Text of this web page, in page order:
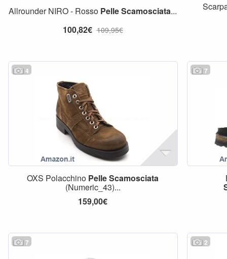
Allrounder NIRO - Rosso PelleScamosciata...
100,82€ 109,95€
4
OXS Polacchino PelleScamosciata
(Numeric_43)...
159,00€
7
7 2